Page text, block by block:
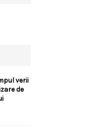
verii
de